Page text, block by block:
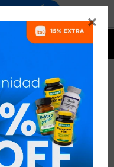

Y UÑAS
RECOMENDADOS